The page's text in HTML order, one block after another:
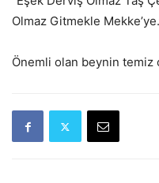
Olmaz Gitmekle
Önemli olan beynin temiz